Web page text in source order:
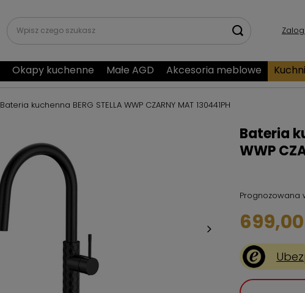
Okapy kuchenne Małe AGD Akcesoria meblowe
Bateria kuchenna BERG STELLA WWP CZARNY MAT 130441PH
Bateria
WWP
Prognozowana
699,00